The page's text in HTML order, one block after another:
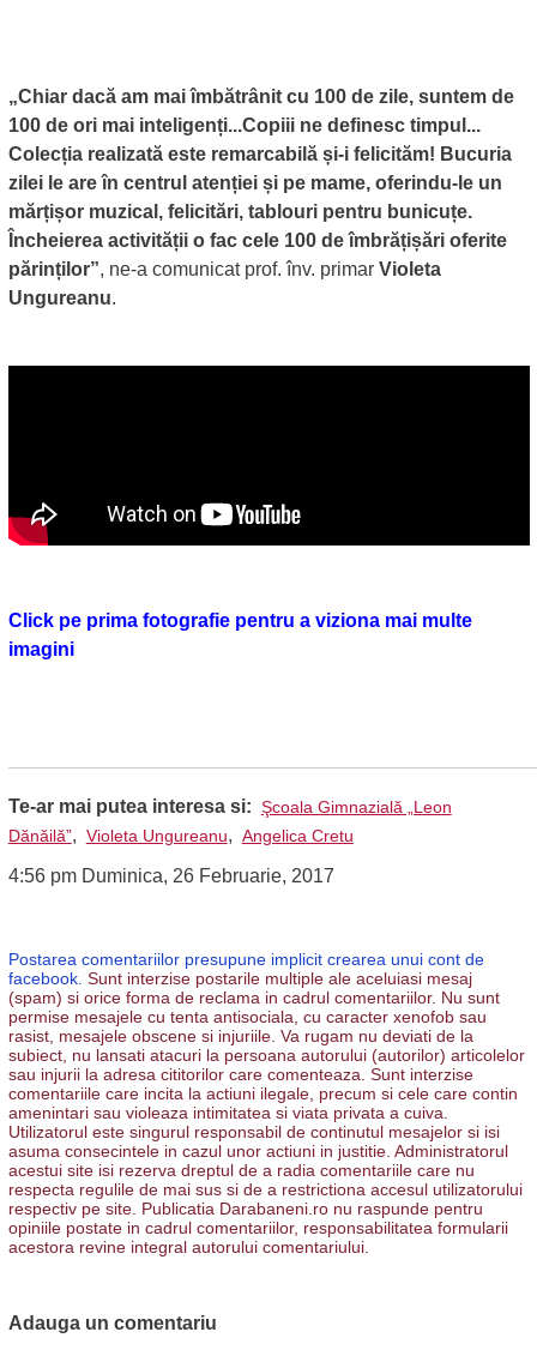
„Chiar dacă am mai îmbătrânit cu 100 de zile, suntem de
100 de ori mai inteligenți...Copiii ne definesc timpul...
Colecția realizată este remarcabilă și-i felicităm! Bucuria
zilei le are în centrul atenției și pe mame, oferindu-le un
mărțișor muzical, felicitări, tablouri pentru bunicuțe.
Încheierea activității o fac cele 100 de îmbrățișări oferite
părinților”, ne-a comunicat prof. înv. primar Violeta
Ungureanu.
Click pe prima fotografie pentru a viziona mai multe
imagini
Te-ar mai putea interesa si: Şcoala Gimnazială „Leon
Dănăilă”, Violeta Ungureanu, Angelica Cretu
4:56 pm Duminica, 26 Februarie, 2017
Postarea comentariilor presupune implicit crearea unui cont de
facebook. Sunt interzise postarile multiple ale aceluiasi mesaj
(spam) si orice forma de reclama in cadrul comentariilor. Nu sunt
permise mesajele cu tenta antisociala, cu caracter xenofob sau
rasist, mesajele obscene si injuriile. Va rugam nu deviati de la
subiect, nu lansati atacuri la persoana autorului (autorilor) articolelor
sau injurii la adresa cititorilor care comenteaza. Sunt interzise
comentariile care incita la actiuni ilegale, precum si cele care contin
amenintari sau violeaza intimitatea si viata privata a cuiva.
Utilizatorul este singurul responsabil de continutul mesajelor si isi
asuma consecintele in cazul unor actiuni in justitie. Administratorul
acestui site isi rezerva dreptul de a radia comentariile care nu
respecta regulile de mai sus si de a restrictiona accesul utilizatorului
respectiv pe site. Publicatia Darabaneni.ro nu raspunde pentru
opiniile postate in cadrul comentariilor, responsabilitatea formularii
acestora revine integral autorului comentariului.
Adauga un comentariu